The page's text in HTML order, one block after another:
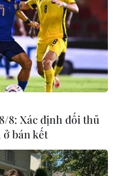
hình sự
bạc Nghệ An
8: Xác định đối thủ
ở bán kết